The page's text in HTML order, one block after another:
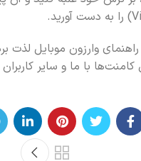
راهنمای وارزون موبایل لذت
با ما و سایر کاربران